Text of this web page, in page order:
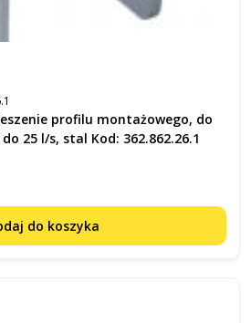
profilu montażowego, do
25 l/s, stal Kod: 362.862.26.1
do koszyka